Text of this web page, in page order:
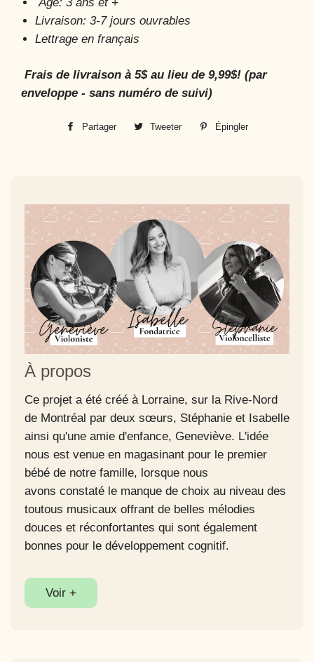
Livraison: 3-7 jours ouvrables
Lettrage en français
Frais de livraison à 5$ au lieu de 9,99$! (par
enveloppe - sans numéro de suivi)
Partager
PartagerTweeter
TweeterÉpingler
À propos
Ce projet a été créé à Lorraine, sur la Rive-Nord
de Montréal par deux sœurs, Stéphanie et Isabelle
ainsi qu'une amie d'enfance, Geneviève. L'idée
nous est venue en magasinant pour le premier
bébé de notre famille, lorsque nous
avons constaté le manque de choix au niveau des
toutous musicaux offrant de belles mélodies
douces et réconfortantes qui sont également
bonnes pour le développement cognitif.
Voir +